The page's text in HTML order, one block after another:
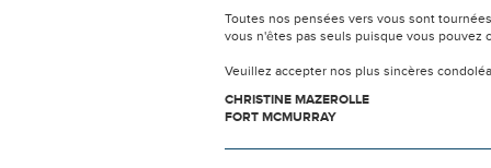
Toutes nos pensées vers vous sont
vous n'êtes pas seuls puisque vous pouvez
Veuillez accepter nos plus sincères
CHRISTINE MAZEROLLE
FORT MCMURRAY